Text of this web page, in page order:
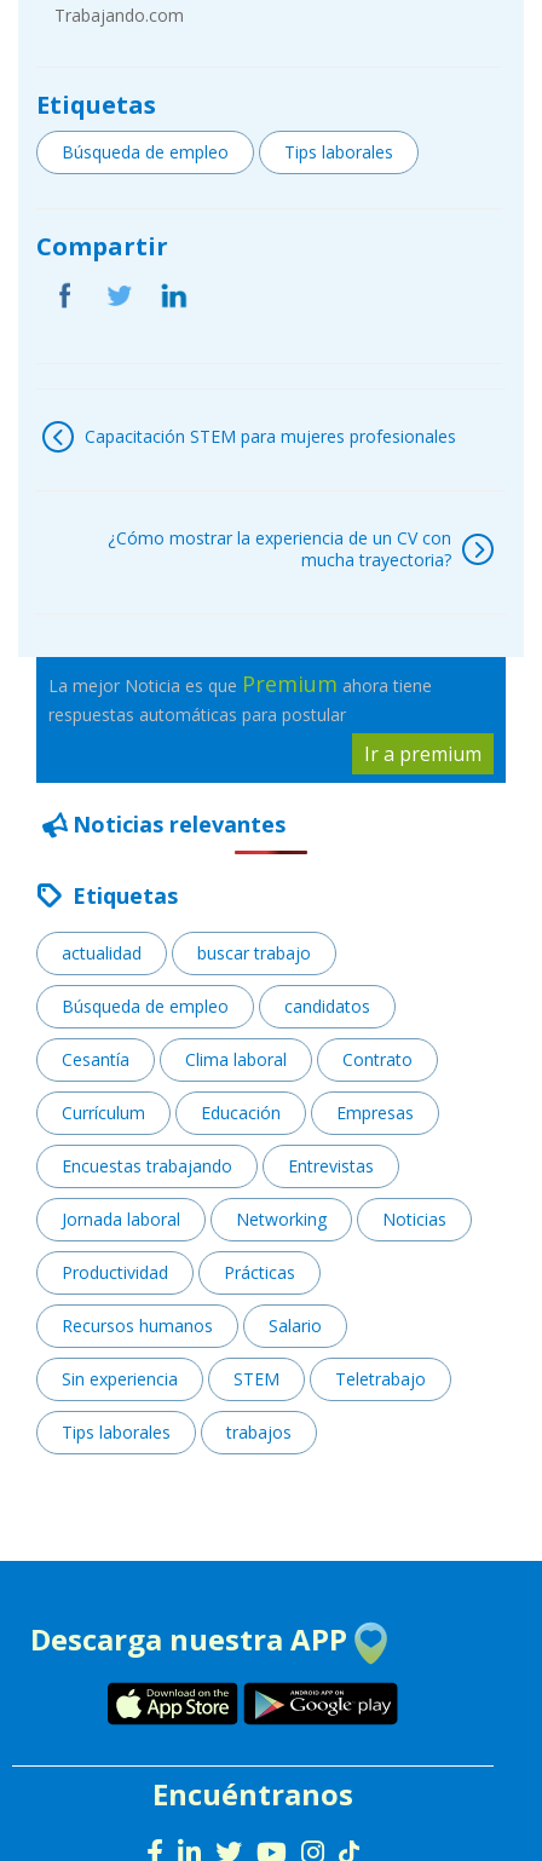
Trabajando.com
Etiquetas
Búsqueda de empleo Tips laborales
Compartir
de
entradas
Capacitación STEM para mujeres profesionales
¿Cómo mostrar la experiencia de un CV con
mucha trayectoria?
La mejor Noticia es que Premium ahora tiene
respuestas automáticas para postular
Ir a premium
Noticias relevantes
Etiquetas
actualidad buscar trabajo
Búsqueda de empleo candidatos
Cesantía Clima laboral Contrato
Currículum Educación Empresas
Encuestas trabajando Entrevistas
Jornada laboral Networking Noticias
Productividad Prácticas
Recursos humanos Salario
Sin experiencia STEM Teletrabajo
Tips laborales trabajos
Descarga nuestra APP
Encuéntranos